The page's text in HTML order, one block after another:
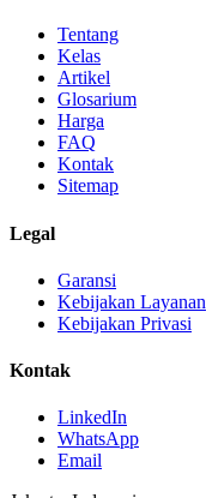
Tentang
Kelas
Artikel
Glosarium
Harga
FAQ
Kontak
Sitemap
Legal
Garansi
Kebijakan Layanan
Kebijakan Privasi
Kontak
LinkedIn
WhatsApp
Email